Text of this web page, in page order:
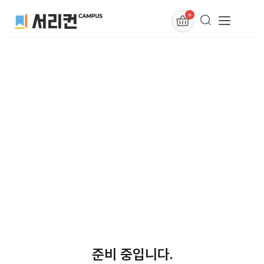
0
준비 중입니다.